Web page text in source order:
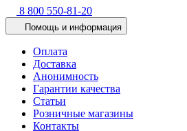
8 800 550-81-20
Помощь и информация
Оплата
Доставка
Анонимность
Гарантии качества
Статьи
Розничные магазины
Контакты